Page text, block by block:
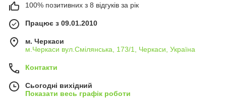
100% позитивних з 8 відгуків за рік
Працює з 09.01.2010
м. Черкаси
м.Черкаси вул.Смілянська, 173/1, Черкаси, Україна
Контакти
Сьогодні вихідний
Показати весь графік роботи